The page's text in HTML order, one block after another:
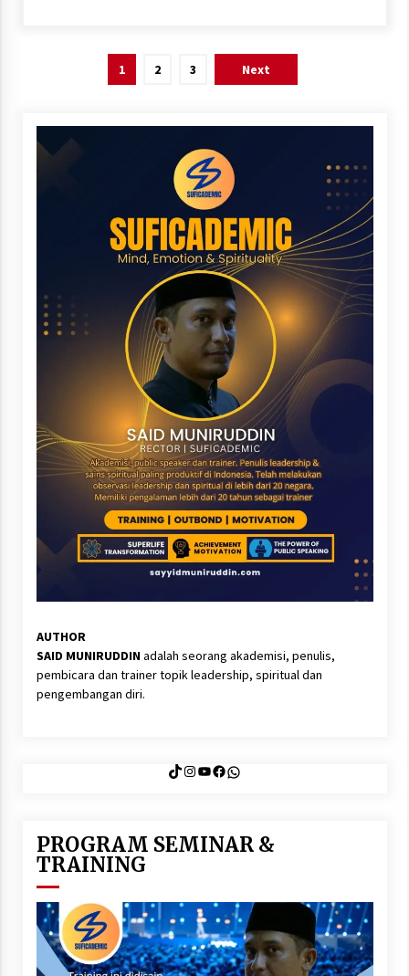
1 2 3 Next
AUTHOR
SAID MUNIRUDDINadalah seorang akademisi, penulis,
pembicara dan trainer topik leadership, spiritual dan
pengembangan diri.
TikTok
Instagram
YouTube
Facebook
WhatsApp
PROGRAM SEMINAR &
TRAINING